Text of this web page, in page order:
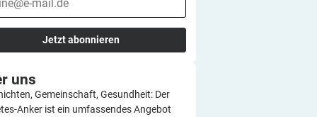
Jetzt abonnieren
uns
Gemeinschaft, Gesundheit: Der
Anker ist ein umfassendes Angebot